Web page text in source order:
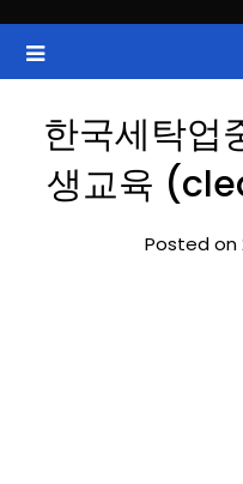
content
ZAN 주식정보
국내증시, 해외증시, 급등주,
한국세탁업
생교육
Posted on